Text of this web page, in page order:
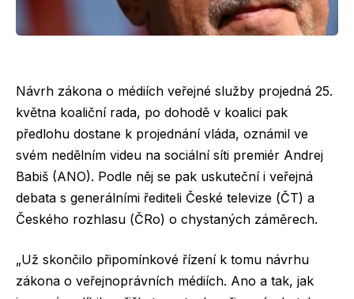
Návrh zákona o médiích veřejné služby projedná 25.
května koaliční rada, po dohodě v koalici pak
předlohu dostane k projednání vláda, oznámil ve
svém nedělním videu na sociální síti premiér Andrej
Babiš (ANO). Podle něj se pak uskuteční i veřejná
debata s generálními řediteli České televize (ČT) a
Českého rozhlasu (ČRo) o chystaných záměrech.
„Už skončilo připomínkové řízení k tomu návrhu
zákona o veřejnoprávních médiích. Ano a tak, jak